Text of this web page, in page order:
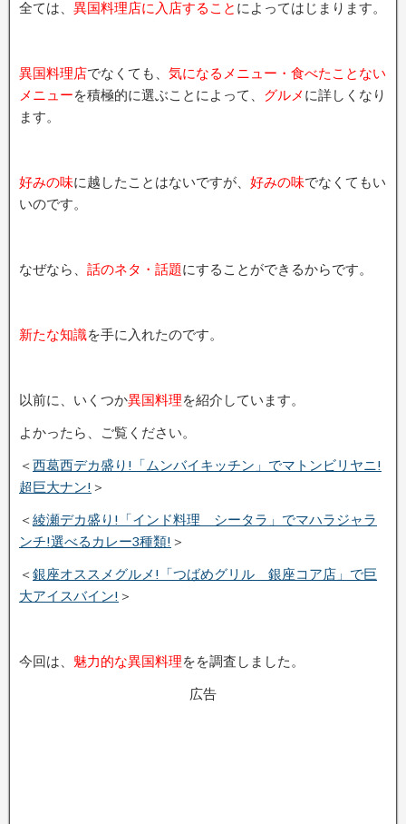
全ては、 異国料理店に入店すること によってはじまります。
異国料理店でなくても、 気になるメニュー・食べたことない
メニューを積極的に選ぶことによって、 グルメ に詳しくなり
ます。
好みの味に越したことはないですが、 好みの味でなくてもい
いのです。
なぜなら、 話のネタ・話題にすることができるからです。
新たな知識を手に入れたのです。
以前に、いくつか異国料理を紹介しています。
よかったら、ご覧ください。
＜西葛西デカ盛り!「ムンバイキッチン」でマトンビリヤニ!
超巨大ナン! ＞
＜綾瀬デカ盛り!「インド料理 シータラ」でマハラジャラ
ンチ!選べるカレー3種類! ＞
＜銀座オススメグルメ!「つばめグリル 銀座コア店」で巨
大アイスバイン! ＞
今回は、 魅力的な異国料理をを調査しました。
広告